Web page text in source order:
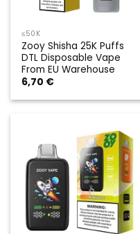
≤50K
Zooy Shisha 25K Puffs
DTL Disposable Vape
From EU Warehouse
6,70 €